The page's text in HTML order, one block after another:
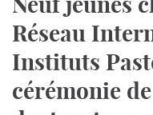
Réseau
Instituts
cérémonie